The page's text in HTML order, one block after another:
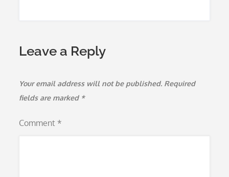
Leave a Reply
Your email address will not be published. Required
fields are marked *
Comment *